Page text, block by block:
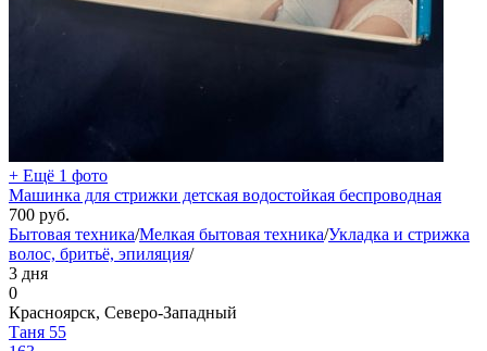
+ Ещё 1 фото
Машинка для стрижки детская водостойкая беспроводная
700 руб.
Бытовая техника/Мелкая бытовая техника/Укладка и стрижка
волос, бритьё, эпиляция/
3 дня
0
Красноярск, Северо-Западный
Таня 55